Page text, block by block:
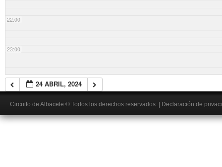
22:00
23:00
24 ABRIL, 2024
Circuito de Albacete © Todos los derechos reservados. Declaración de